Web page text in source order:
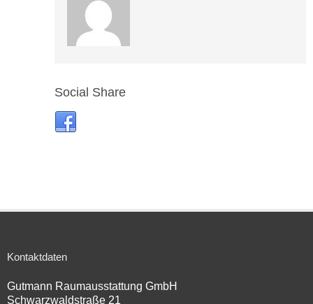
Social Share
Kontaktdaten
Gutmann Raumausstattung GmbH
Schwarzwaldstraße 21